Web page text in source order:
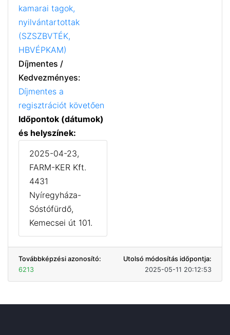
kamarai tagok,
nyilvántartottak
(SZSZBVTÉK,
HBVÉPKAM)
Díjmentes /
Kedvezményes:
Díjmentes a
regisztrációt követően
Időpontok (dátumok)
és helyszínek:
2025-04-23,
FARM-KER Kft.
4431
Nyíregyháza-
Sóstófürdő,
Kemecsei út 101.
Továbbképzési azonosító:
6213
Utolsó módosítás időpontja:
2025-05-11 20:12:53